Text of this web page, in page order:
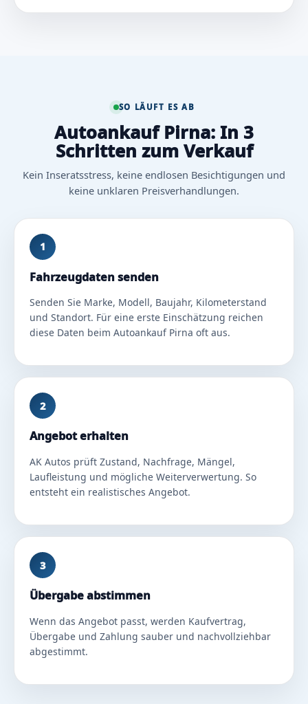
SO LÄUFT ES AB
Autoankauf Pirna: In 3
Schritten zum Verkauf
Kein Inseratsstress, keine endlosen Besichtigungen und
keine unklaren Preisverhandlungen.
1
Fahrzeugdaten senden
Senden Sie Marke, Modell, Baujahr, Kilometerstand
und Standort. Für eine erste Einschätzung reichen
diese Daten beim Autoankauf Pirna oft aus.
2
Angebot erhalten
AK Autos prüft Zustand, Nachfrage, Mängel,
Laufleistung und mögliche Weiterverwertung. So
entsteht ein realistisches Angebot.
3
Übergabe abstimmen
Wenn das Angebot passt, werden Kaufvertrag,
Übergabe und Zahlung sauber und nachvollziehbar
abgestimmt.